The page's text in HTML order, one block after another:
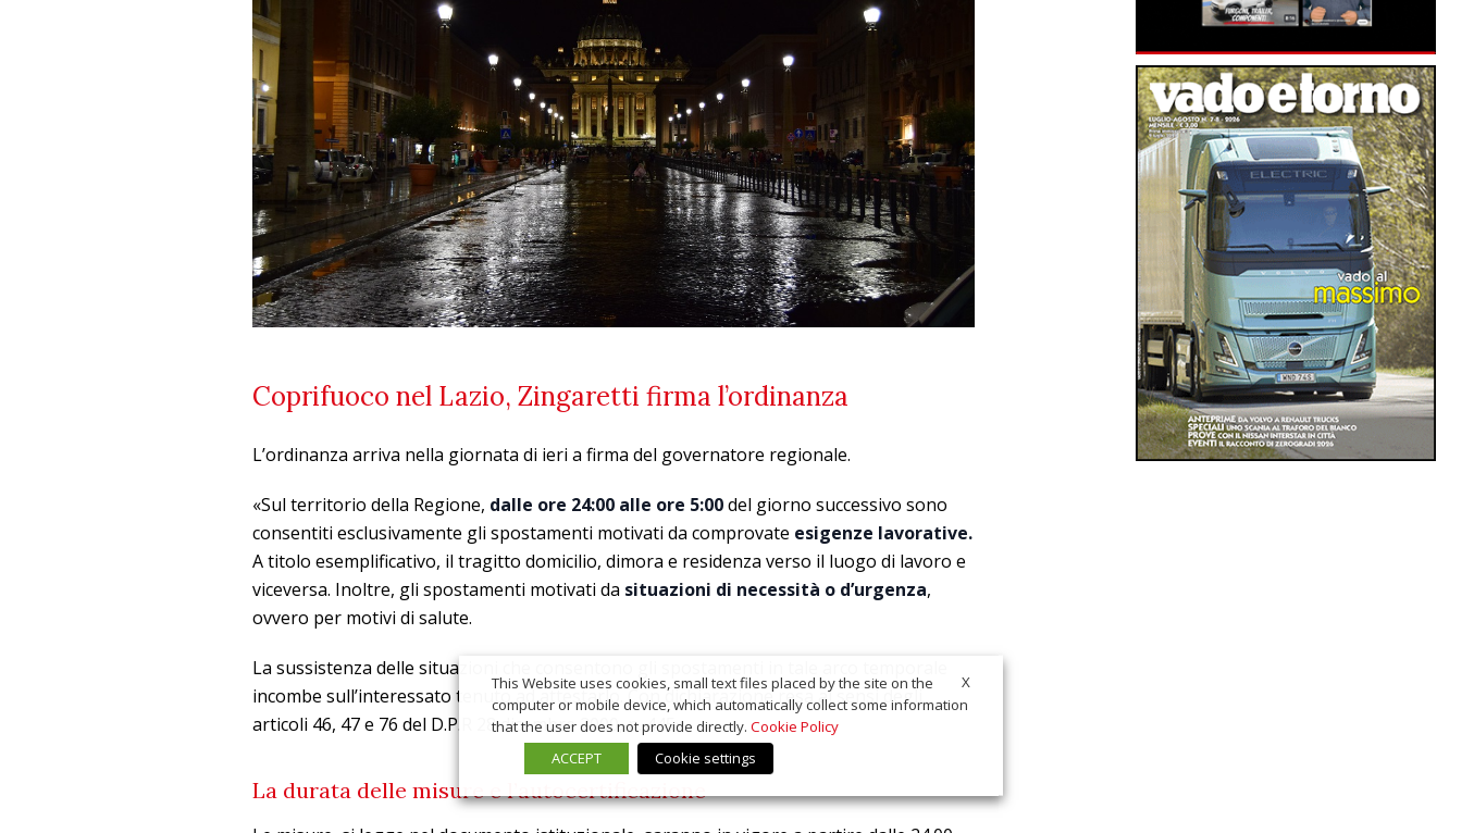
Coprifuoco nel Lazio, Zingaretti firma l’ordinanza
L’ordinanza arriva nella giornata di ieri a firma del governatore regionale.
«Sul territorio della Regione, dalle ore 24:00 alle ore 5:00del giorno successivo sono
consentiti esclusivamente gli spostamenti motivati da comprovate esigenze lavorative.
A titolo esemplificativo, il tragitto domicilio, dimora e residenza verso il luogo di lavoro e
viceversa. Inoltre, gli spostamenti motivati da situazioni di necessità o d’urgenza,
ovvero per motivi di salute.
La sussistenza delle situazioni che consentono gli spostamenti in tale arco temporale
incombe sull’interessato tenuto ad attestarlo. Con dichiarazione resa ai sensi degli
articoli 46, 47 e 76 del D.P.R 28 dicembre 2000, n. 445».
La durata delle misure e l’autocertificazione
X
This Website uses cookies, small text files placed by the site on the
computer or mobile device, which automatically collect some information
that the user does not provide directly. Cookie Policy
ACCEPT
Cookie settings